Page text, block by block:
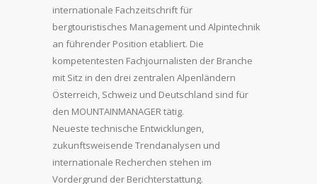
internationale Fachzeitschrift für
bergtouristisches Management und Alpintechnik
an führender Position etabliert. Die
kompetentesten Fachjournalisten der Branche
mit Sitz in den drei zentralen Alpenländern
Österreich, Schweiz und Deutschland sind für
den MOUNTAINMANAGER tätig.
Neueste technische Entwicklungen,
zukunftsweisende Trendanalysen und
internationale Recherchen stehen im
Vordergrund der Berichterstattung.